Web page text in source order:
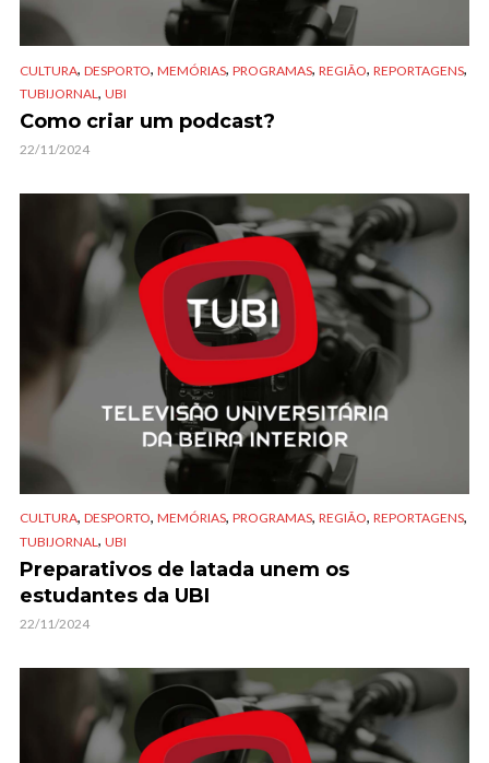
CULTURA, DESPORTO, MEMÓRIAS, PROGRAMAS, REGIÃO, REPORTAGENS,
TUBIJORNAL, UBI
Como criar um podcast?
22/11/2024
CULTURA, DESPORTO, MEMÓRIAS, PROGRAMAS, REGIÃO, REPORTAGENS,
TUBIJORNAL , UBI
Preparativos de latada unem os
estudantes da UBI
22/11/2024